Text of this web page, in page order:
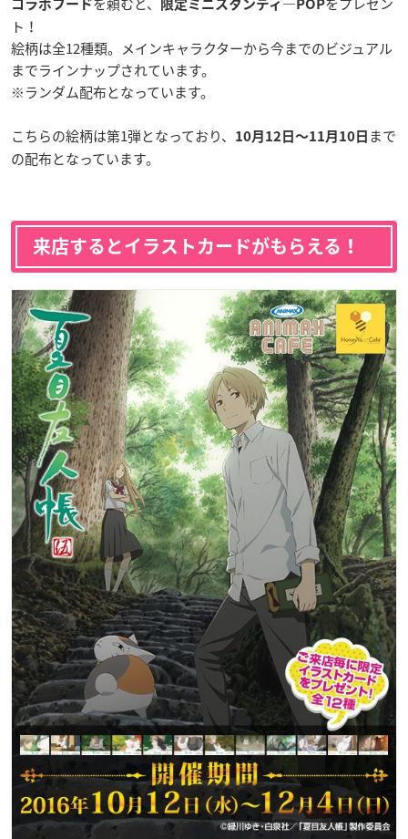
コラボフード 限定ミニスタンディ―POP
ト！
絵柄は全12種類。メインキャラクターから今までのビジュアル
までラインナップされています。
※ランダム配布となっています。
こちらの絵柄は第1弾となっており、 10月12日〜11月10日 まで
の配布となっています。
来店するとイラストカードがもらえる！